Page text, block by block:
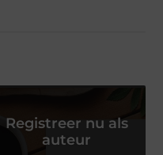
Registreer nu als
auteur